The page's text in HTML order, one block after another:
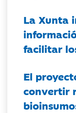
La Xunta
facilitar
El
convertir